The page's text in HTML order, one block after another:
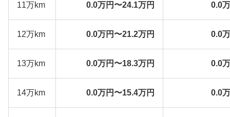
11万km 0.0万円〜24.1万円 0.0
12万km 0.0万円〜21.2万円 0.0
13万km 0.0万円〜18.3万円 0.0
14万km 0.0万円〜15.4万円 0.0